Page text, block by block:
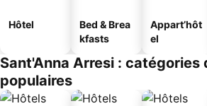
Hôtel
Bed & Brea
kfasts
Appart’hôt
el
Sant'Anna Arresi : catégories
populaires